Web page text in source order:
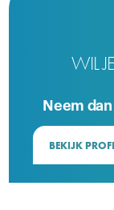
WIL
Neem
BEKIJK